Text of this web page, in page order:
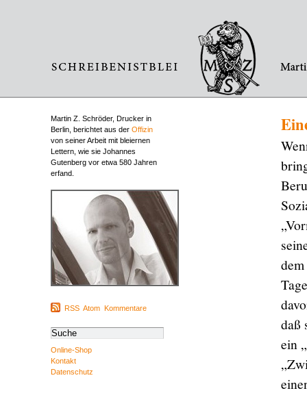
Martin Z. Schröder, Drucker in
Berlin, berichtet aus der Offizin
von seiner Arbeit mit bleiernen
Lettern, wie sie Johannes
Gutenberg vor etwa 580 Jahren
erfand.
RSS Atom Kommentare
Online-Shop
Kontakt
Datenschutz
daß
ein